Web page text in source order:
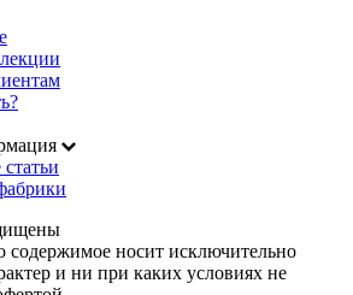
содержимое носит исключительно
и ни при каких условиях не